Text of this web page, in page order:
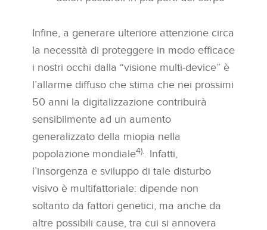
Infine, a generare ulteriore attenzione circa
la necessità di proteggere in modo efficace
i nostri occhi dalla “visione multi-device” è
l’allarme diffuso che stima che nei prossimi
50 anni la digitalizzazione contribuirà
sensibilmente ad un aumento
generalizzato della miopia nella
popolazione mondiale4). . Infatti,
l’insorgenza e sviluppo di tale disturbo
visivo è multifattoriale: dipende non
soltanto da fattori genetici, ma anche da
altre possibili cause, tra cui si annovera